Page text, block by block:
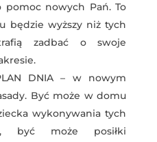
pomoc nowych Pań. To
będzie wyższy niż tych
zadbać o swoje
DNIA – w nowym
Być może w domu
wykonywania tych
być może posiłki